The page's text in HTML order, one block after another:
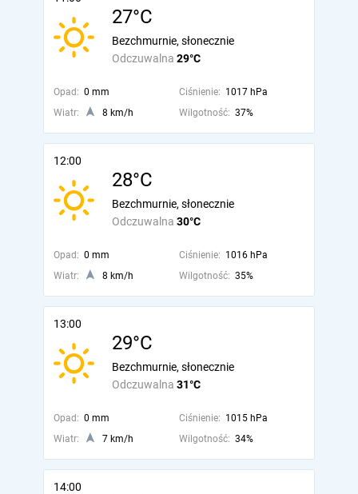
27°C
Odczuwalna 29°C
Bezchmurnie, słonecznie
Opad: 0 mm Ciśnienie: 1017 hPa
Wiatr:
8 km/h Wilgotność: 37%
12:00
28°C
Odczuwalna 30°C
Bezchmurnie, słonecznie
Opad: 0 mm Ciśnienie: 1016 hPa
Wiatr:
8 km/h Wilgotność: 35%
13:00
29°C
Odczuwalna 31°C
Bezchmurnie, słonecznie
Opad: 0 mm Ciśnienie: 1015 hPa
Wiatr:
7 km/h Wilgotność: 34%
14:00